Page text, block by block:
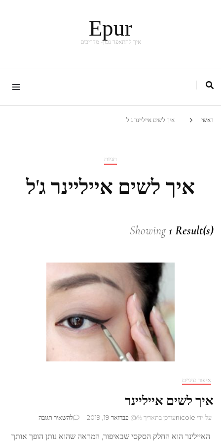
Epur
איך להתאפר נכון- מדריכים
ראשי איך לשים אייליינר ג'ל
תגיות
איך לשים אייליינר ג'ל
Showing1 Result(s)
איפור עיניים
איך לשים אייליינר
על-ידי nicoleעודכן בתאריך %@ פברואר 19, 2019 להשאיר תגובהבנושא
לשים
האיילינר הוא החלק הסקסי שבאיפור, המראה שהוא נותן הופך אותך